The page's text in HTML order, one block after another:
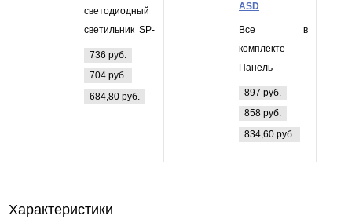
светодиодный
светильник SP-
PLT600NV 3200
Лм 36W/6500K
ip40 Опал
736 руб.
704 руб.
684,80 руб.
ASD
Все в
комплекте -
Панель
светодиодная
LP-eco
ПРИЗМА 36Вт
160-260В
897 руб.
858 руб.
834,60 руб.
Характеристики